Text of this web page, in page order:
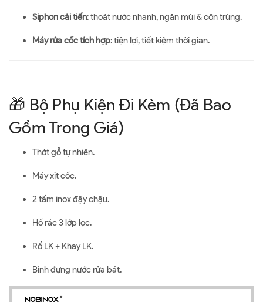
Siphon cải tiến: thoát nước nhanh, ngăn mùi & côn trùng.
Máy rửa cốc tích hợp: tiện lợi, tiết kiệm thời gian.
🎁 Bộ Phụ Kiện Đi Kèm (Đã Bao
Gồm Trong Giá)
Thớt gỗ tự nhiên.
Máy xịt cốc.
2 tấm inox đậy chậu.
Hố rác 3 lớp lọc.
Rổ LK + Khay LK.
Bình đựng nước rửa bát.